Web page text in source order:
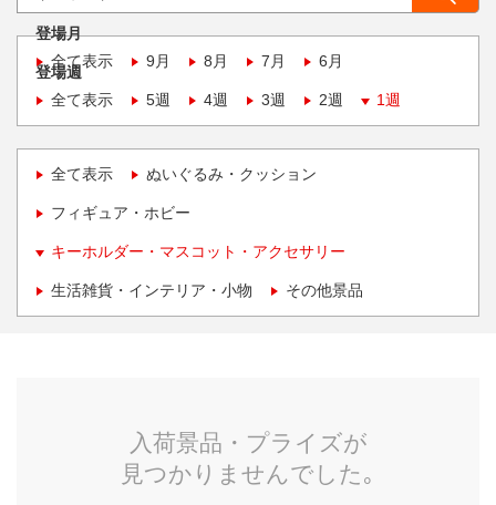
登場月
全て表示
9月 8月 7月 6月
登場週
全て表示
5週 4週 3週 2週 1週
全て表示 ぬいぐるみ・クッション
フィギュア・ホビー
キーホルダー・マスコット・アクセサリー
生活雑貨・インテリア・小物 その他景品